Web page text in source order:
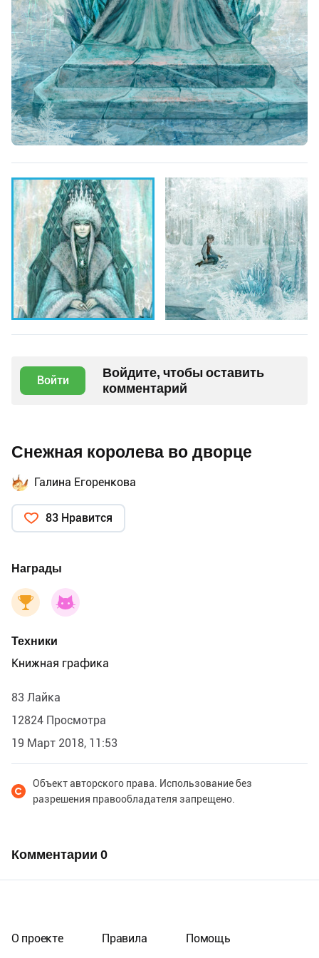
Войти
Войдите, чтобы оставить
комментарий
Снежная королева во дворце
Галина Егоренкова
83 Нравится
Награды
Техники
Книжная графика
83 Лайка
12824 Просмотра
19 Март 2018, 11:53
Объект авторского права. Использование без
разрешения правообладателя запрещено.
Комментарии 0
О проекте Правила Помощь